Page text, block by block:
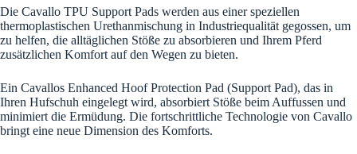
Die Cavallo TPU Support Pads werden aus einer speziellen
thermoplastischen Urethanmischung in Industriequalität gegossen, um
zu helfen, die alltäglichen Stöße zu absorbieren und Ihrem Pferd
zusätzlichen Komfort auf den Wegen zu bieten.
Ein Cavallos Enhanced Hoof Protection Pad (Support Pad), das in
Ihren Hufschuh eingelegt wird, absorbiert Stöße beim Auffussen und
minimiert die Ermüdung. Die fortschrittliche Technologie von Cavallo
bringt eine neue Dimension des Komforts.